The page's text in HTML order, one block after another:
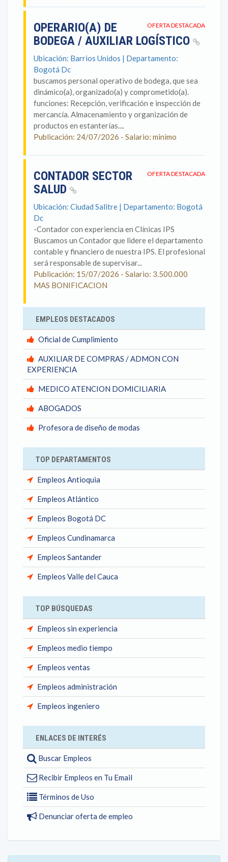
OFERTA DESTACADA
OPERARIO(A) DE
BODEGA / AUXILIAR LOGÍSTICO
Ubicación: Barrios Unidos | Departamento:
Bogotá Dc
buscamos personal operativo de bodega, que sea
dinámico(a), organizado(a) y comprometido(a).
funciones: Recepción, verificación e inspección de
mercancía. Almacenamiento y organización de
productos en estanterías....
Publicación: 24/07/2026 - Salario: minimo
OFERTA DESTACADA
CONTADOR SECTOR
SALUD
Ubicación: Ciudad Salitre | Departamento: Bogotá
Dc
-Contador con experiencia en Clínicas IPS
Buscamos un Contador que lidere el departamento
contable y financiero de nuestra IPS. El profesional
será responsable de supervisar...
Publicación: 15/07/2026 - Salario: 3.500.000
MAS BONIFICACION
EMPLEOS DESTACADOS
Oficial de Cumplimiento
AUXILIAR DE COMPRAS / ADMON CON
EXPERIENCIA
MEDICO ATENCION DOMICILIARIA
ABOGADOS
Profesora de diseño de modas
TOP DEPARTAMENTOS
Empleos Antioquia
Empleos Atlántico
Empleos Bogotá DC
Empleos Cundinamarca
Empleos Santander
Empleos Valle del Cauca
TOP BÚSQUEDAS
Empleos sin experiencia
Empleos medio tiempo
Empleos ventas
Empleos administración
Empleos ingeniero
ENLACES DE INTERÉS
Buscar Empleos
Recibir Empleos en Tu Email
Términos de Uso
Denunciar oferta de empleo